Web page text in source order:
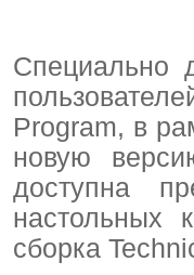
Специально
Program, в
новую
доступна
настольных
сборка